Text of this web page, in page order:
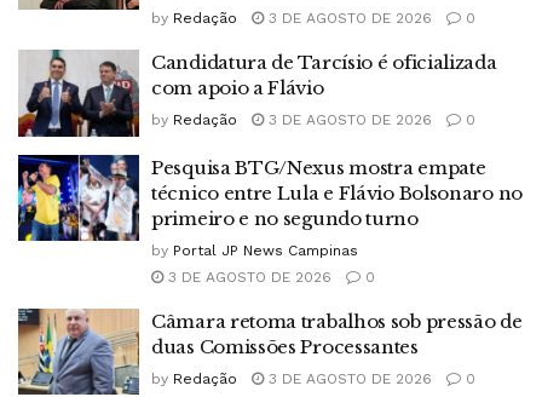
by Redação 3 DE AGOSTO DE 2026 0
Candidatura de Tarcísio é oficializada
com apoio a Flávio
by Redação 3 DE AGOSTO DE 2026 0
Pesquisa BTG/Nexus mostra empate
técnico entre Lula e Flávio Bolsonaro no
primeiro e no segundo turno
by Portal JP News Campinas
3 DE AGOSTO DE 2026
0
Câmara retoma trabalhos sob pressão de
duas Comissões Processantes
by Redação 3 DE AGOSTO DE 2026 0